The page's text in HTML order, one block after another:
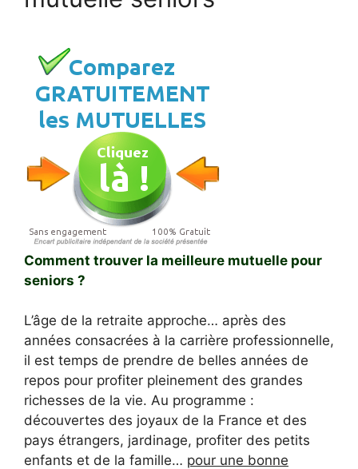
Comment trouver la meilleure mutuelle pour
seniors ?
L’âge de la retraite approche… après des
années consacrées à la carrière professionnelle,
il est temps de prendre de belles années de
repos pour profiter pleinement des grandes
richesses de la vie. Au programme :
découvertes des joyaux de la France et des
pays étrangers, jardinage, profiter des petits
enfants et de la famille… pour une bonne